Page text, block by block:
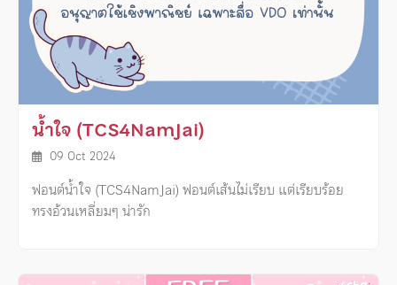
น้ำใจ (TCS4NamJai)
09 Oct 2024
ฟอนต์น้ำใจ (TCS4NamJai) ฟอนต์เส้นไม่เรียบ แต่เรียบร้อย
ทรงอ้วนเหลี่ยมๆ น่ารัก